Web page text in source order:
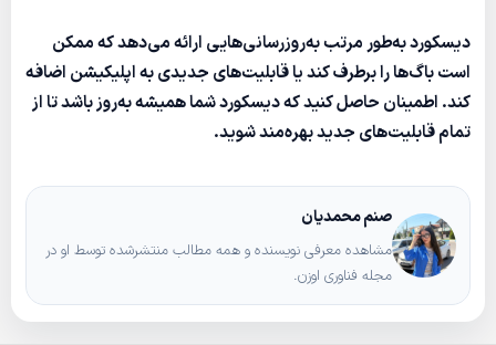
دیسکورد به‌طور مرتب به‌روزرسانی‌هایی ارائه می‌دهد که ممکن
است باگ‌ها را برطرف کند یا قابلیت‌های جدیدی به اپلیکیشن اضافه
کند. اطمینان حاصل کنید که دیسکورد شما همیشه به‌روز باشد تا از
تمام قابلیت‌های جدید بهره‌مند شوید.
صنم محمدیان
مشاهده معرفی نویسنده و همه مطالب منتشرشده توسط او در
مجله فناوری اوزن.